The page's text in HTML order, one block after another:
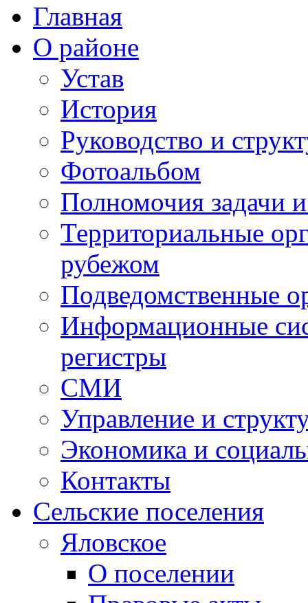
Главная
О районе
Устав
История
Руководство и
Фотоальбом
Полномочия задачи
Территориальные
рубежом
Подведомственные
Информационные
регистры
СМИ
Управление и
Экономика и
Контакты
Сельские поселения
Яловское
О поселении